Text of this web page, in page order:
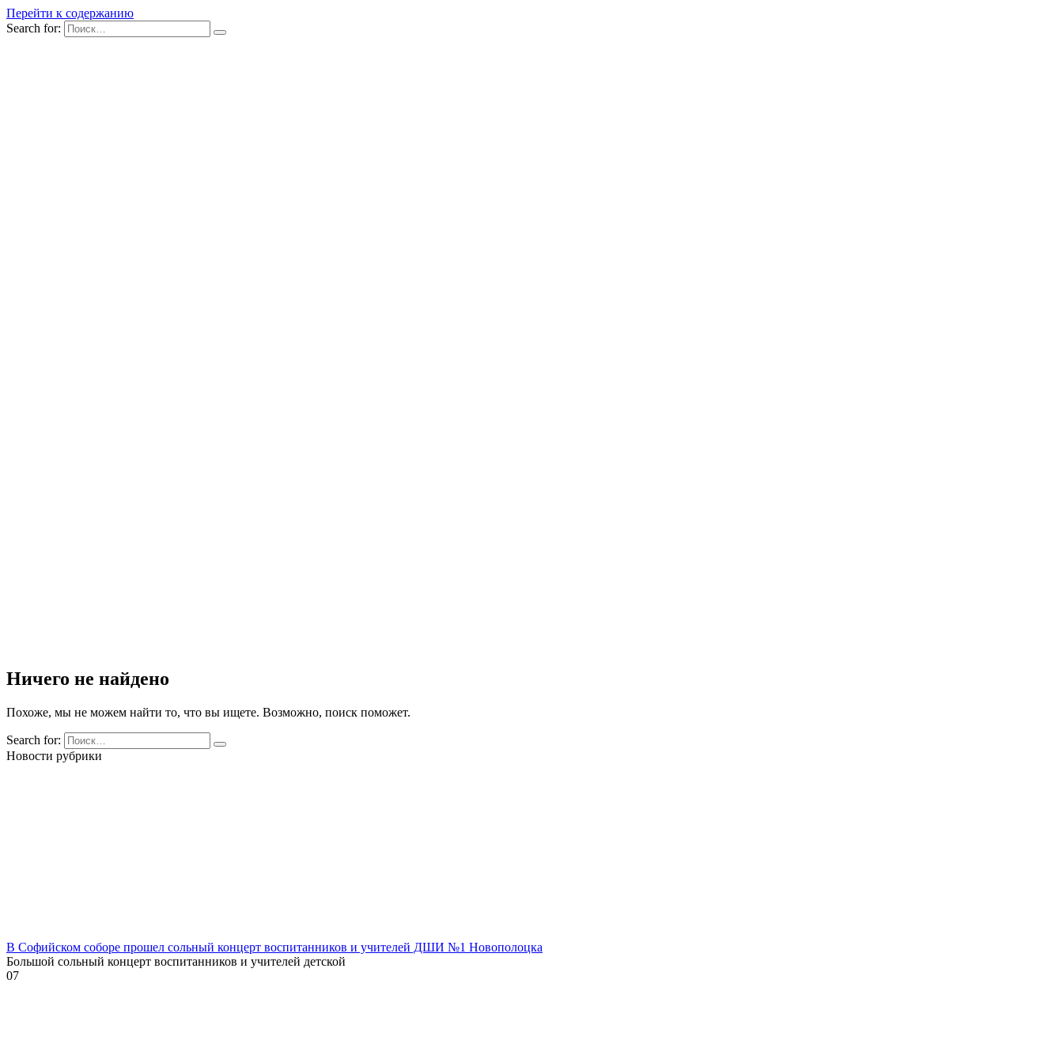
Перейти к содержанию
Search for:
Ничего не найдено
Похоже, мы не можем найти то, что вы ищете. Возможно, поиск поможет.
Search for:
Новости рубрики
В Софийском соборе прошел сольный концерт воспитанников и учителей ДШИ №1 Новополоцка
Большой сольный концерт воспитанников и учителей детской
07